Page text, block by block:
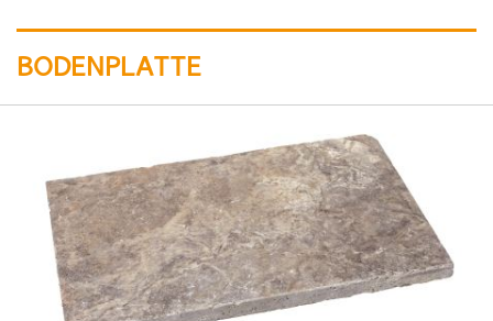
BODENPLATTE